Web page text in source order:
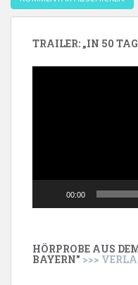
TRAILER: „IN 50
00:00
HÖRPROBE AUS
BAYERN" >>>